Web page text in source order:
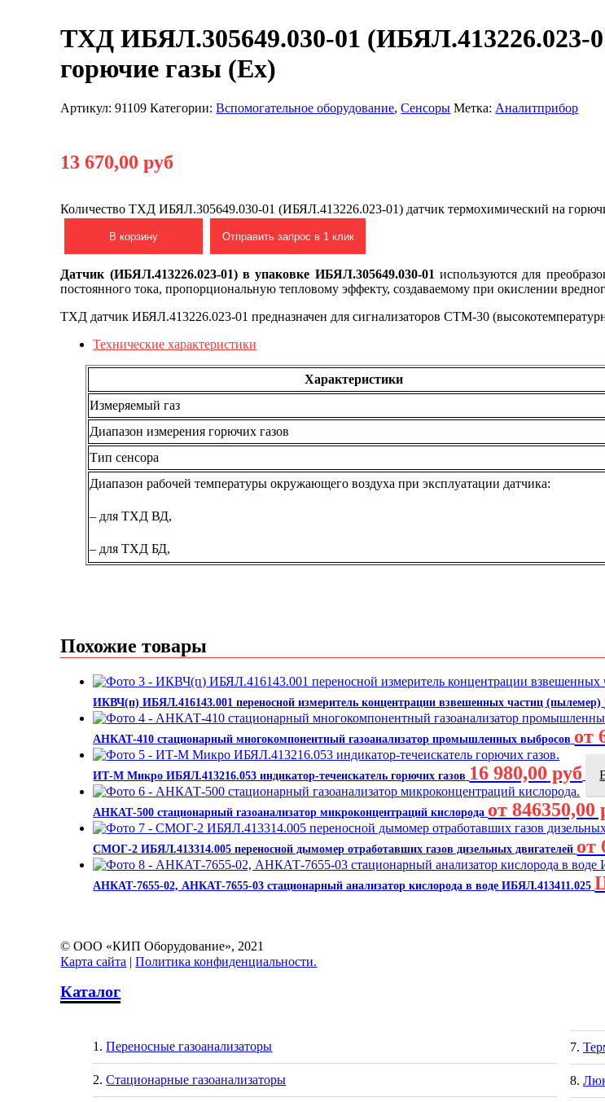
ТХД ИБЯЛ.305649.030-01 (ИБЯЛ.413226.023-
горючие газы (Ex)
Артикул:91109 Категории:Вспомогательное оборудование,Сенсоры Метка: Аналитприбор
13 670,00 руб
Количество ТХД ИБЯЛ.305649.030-01 (ИБЯЛ.413226.023-01) датчик термохимический на
В корзину Отправить запрос в 1 клик
Датчик (ИБЯЛ.413226.023-01) в упаковке ИБЯЛ.305649.030-01используются для
постоянного тока, пропорциональную тепловому эффекту, создаваемому при окислении
ТХД датчик ИБЯЛ.413226.023-01 предназначен для сигнализаторов СТМ-30
Технические характеристики
Характеристики
Измеряемый газ
Диапазон измерения горючих газов
Тип сенсора
Диапазон рабочей температуры окружающего воздуха при эксплуатации датчика:
– для ТХД ВД,
– для ТХД БД,
Похожие товары
ИКВЧ(п) ИБЯЛ.416143.001 переносной измеритель концентрации взвешенных частиц (пылемер)
АНКАТ-410 стационарный многокомпонентный газоанализатор промышленных выбросов от
ИТ-М Микро ИБЯЛ.413216.053 индикатор-течеискатель горючих газов 16 980,00 руб
АНКАТ-500 стационарный газоанализатор микроконцентраций кислорода от 846350,00
СМОГ-2 ИБЯЛ.413314.005 переносной дымомер отработавших газов дизельных двигателей от
АНКАТ-7655-02, АНКАТ-7655-03 стационарный анализатор кислорода в воде ИБЯЛ.413411.025
© ООО «КИП Оборудование», 2021
Карта сайта |Политика конфиденциальности.
Каталог
Переносные газоанализаторы
Стационарные газоанализаторы